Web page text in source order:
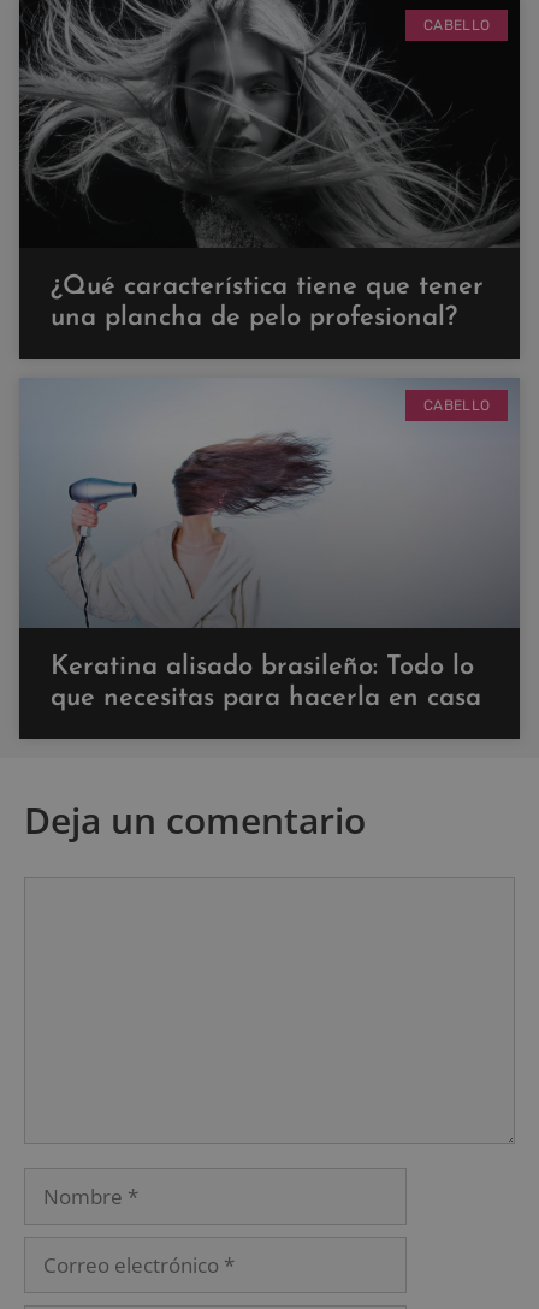
CABELLO
¿Qué característica tiene que tener
una plancha de pelo profesional?
CABELLO
Keratina alisado brasileño: Todo lo
que necesitas para hacerla en casa
Deja un comentario